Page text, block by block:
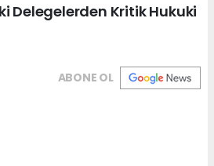
Delegelerden Kritik Hukuki
ABONE OL